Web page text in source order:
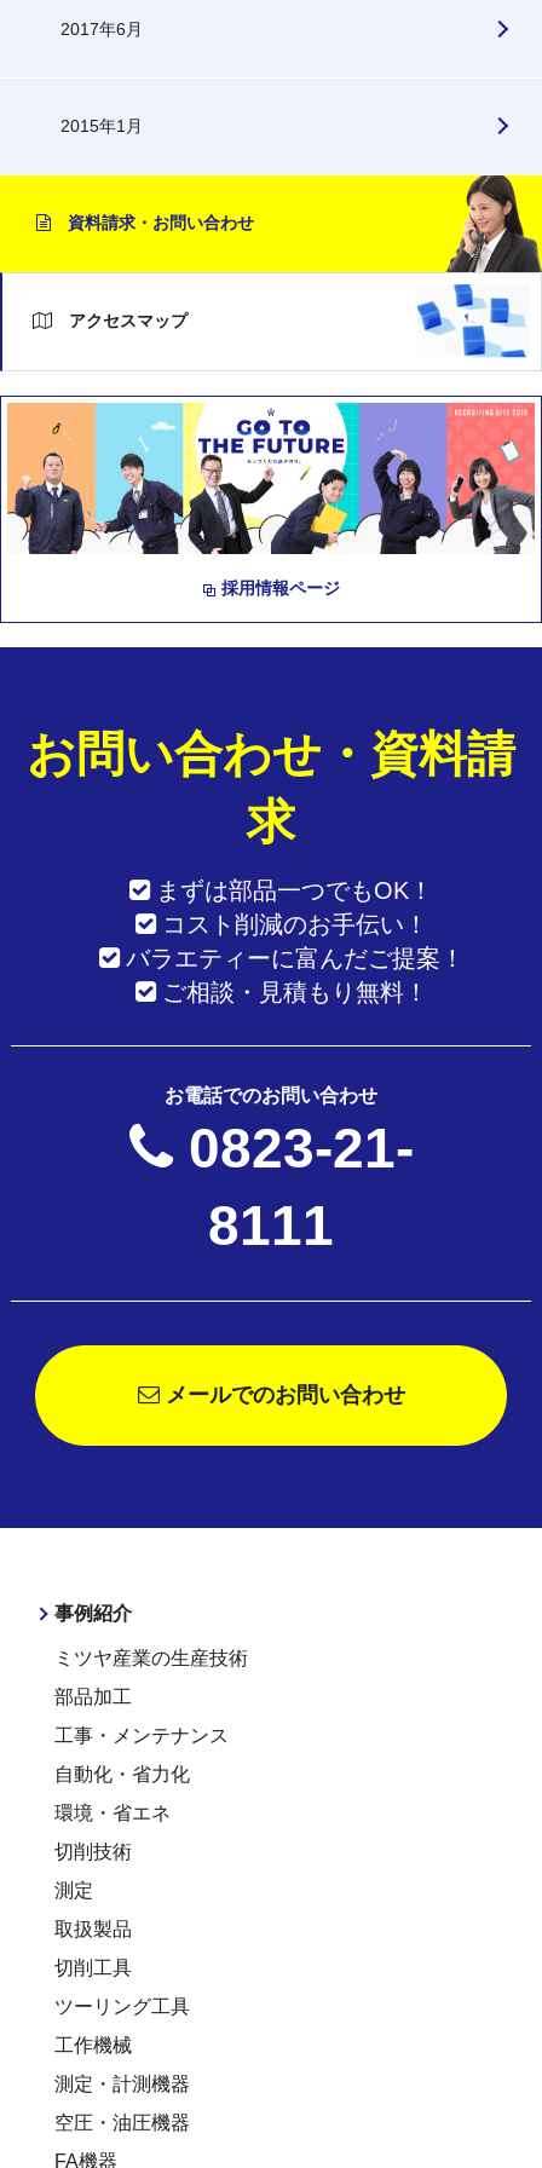
2017年6月
2015年1月
資料請求・お問い合わせ
アクセスマップ
採用情報ページ
お問い合わせ・資料請
求
まずは部品一つでもOK！
コスト削減のお手伝い！
バラエティーに富んだご提案！
ご相談・見積もり無料！
お電話でのお問い合わせ
0823-21-
8111
メールでのお問い合わせ
事例紹介
ミツヤ産業の生産技術
部品加工
工事・メンテナンス
自動化・省力化
環境・省エネ
切削技術
測定
取扱製品
切削工具
ツーリング工具
工作機械
測定・計測機器
空圧・油圧機器
FA機器